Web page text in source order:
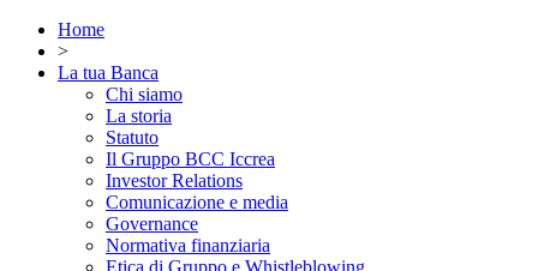
Home
>
La tua Banca
Chi siamo
La storia
Statuto
Il Gruppo BCC Iccrea
Investor Relations
Comunicazione e media
Governance
Normativa finanziaria
Etica di Gruppo e Whistleblowing